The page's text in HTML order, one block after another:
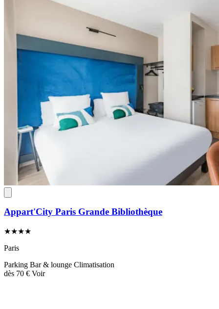
Appart'City Paris Grande Bibliothèque
★★★★
Paris
Parking Bar & lounge Climatisation
dès 70 € Voir